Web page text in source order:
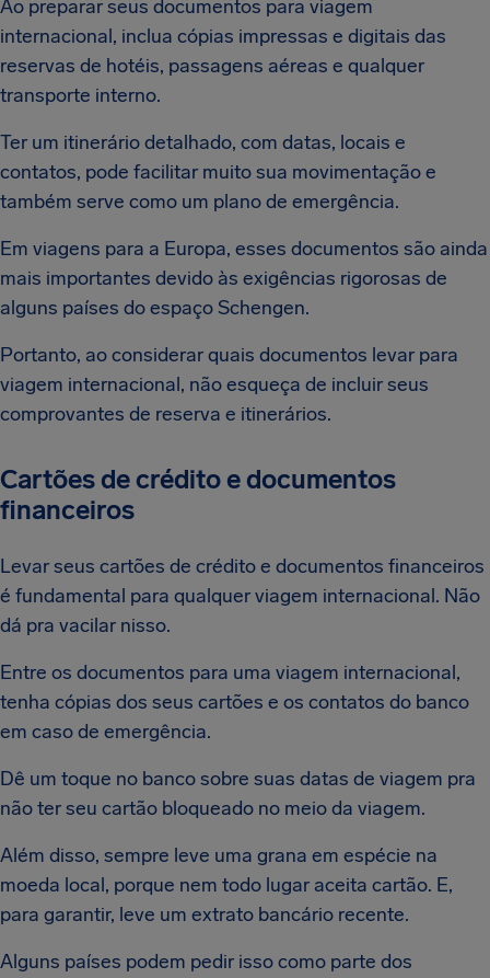
Ao preparar seus documentos para viagem
internacional, inclua cópias impressas e digitais das
reservas de hotéis, passagens aéreas e qualquer
transporte interno.
Ter um itinerário detalhado, com datas, locais e
contatos, pode facilitar muito sua movimentação e
também serve como um plano de emergência.
Em viagens para a Europa, esses documentos são ainda
mais importantes devido às exigências rigorosas de
alguns países do espaço Schengen.
Portanto, ao considerar quais documentos levar para
viagem internacional, não esqueça de incluir seus
comprovantes de reserva e itinerários.
Cartões de crédito e documentos
financeiros
Levar seus cartões de crédito e documentos financeiros
é fundamental para qualquer viagem internacional. Não
dá pra vacilar nisso.
Entre os documentos para uma viagem internacional,
tenha cópias dos seus cartões e os contatos do banco
em caso de emergência.
Dê um toque no banco sobre suas datas de viagem pra
não ter seu cartão bloqueado no meio da viagem.
Além disso, sempre leve uma grana em espécie na
moeda local, porque nem todo lugar aceita cartão. E,
para garantir, leve um extrato bancário recente.
Alguns países podem pedir isso como parte dos